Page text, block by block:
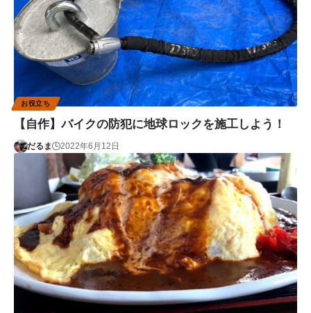
お役立ち
【自作】バイクの防犯に地球ロックを施工しよう！
だるま 2022年6月12日